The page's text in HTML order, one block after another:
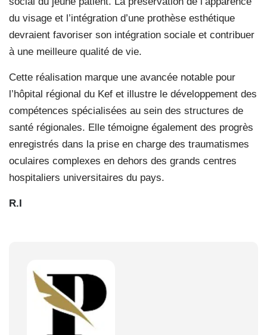
du visage et l’intégration d’une prothèse esthétique
devraient favoriser son intégration sociale et contribuer
à une meilleure qualité de vie.
Cette réalisation marque une avancée notable pour
l’hôpital régional du Kef et illustre le développement des
compétences spécialisées au sein des structures de
santé régionales. Elle témoigne également des progrès
enregistrés dans la prise en charge des traumatismes
oculaires complexes en dehors des grands centres
hospitaliers universitaires du pays.
R.I